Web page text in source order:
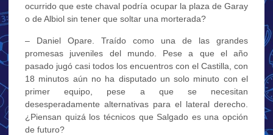
ocurrido que este chaval podría ocupar la plaza de Garay
o de Albiol sin tener que soltar una morterada?
– Daniel Opare. Traído como una de las grandes
promesas juveniles del mundo. Pese a que el año
pasado jugó casi todos los encuentros con el Castilla, con
18 minutos aún no ha disputado un solo minuto con el
primer equipo, pese a que se necesitan
desesperadamente alternativas para el lateral derecho.
¿Piensan quizá los técnicos que Salgado es una opción
de futuro?